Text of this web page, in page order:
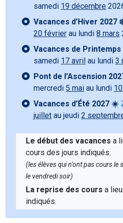
samedi 19 décembre
Vacances d’Hiver 2027
20 février au lundi 8 mars
Vacances de Printemps
samedi 17 avril au lundi 3
Pont de l’Ascension
mercredi 5 mai au lundi
Vacances d’Été 2027 ☀️
juillet au jeudi 2
Le début des vacances a
cours des jours indiqués.
(les élèves qui n'ont pas cours le
le vendredi soir)
La reprise des cours a
indiqués.